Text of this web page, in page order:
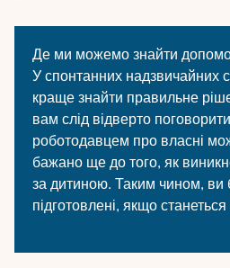
Де ми можемо знайти
У спонтанних надзвичайних
краще знайти правильне
вам слід відверто
роботодавцем про власні
бажано ще до того, як
за дитиною. Таким чином, ви
підготовлені, якщо